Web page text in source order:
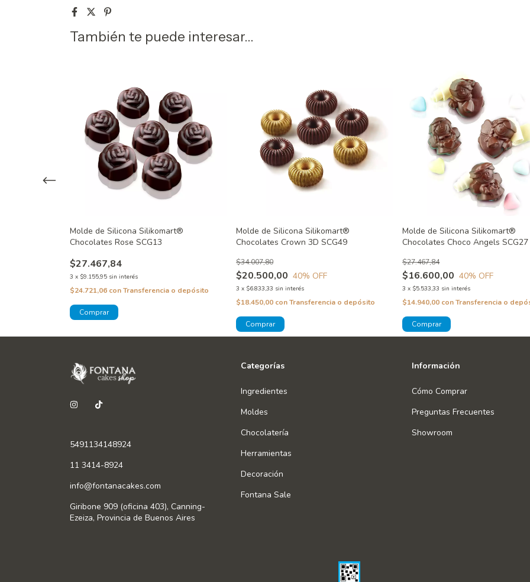
También te puede interesar...
Molde de Silicona Silikomart®
Chocolates Rose SCG13
$27.467,84
3 x $9.155,95 sin interés
$24.721,06 conTransferencia o depósito
Molde de Silicona Silikomart®
Chocolates Crown 3D SCG49
$20.500,00
$34.007,80
40% OFF
3 x $6.833,33 sin interés
$18.450,00 conTransferencia o depósito
Molde de Silicona Silikomart®
Chocolates Choco Angels SCG27
$16.600,00
$27.467,84
40% OFF
3 x $5.533,33 sin interés
$14.940,00 conTransferencia o
5491134148924
11 3414-8924
info@fontanacakes.com
Giribone 909 (oficina 403), Canning-
Ezeiza, Provincia de Buenos Aires
Categorías
Ingredientes
Moldes
Chocolatería
Herramientas
Decoración
Fontana Sale
Información
Cómo Comprar
Preguntas Frecuentes
Showroom